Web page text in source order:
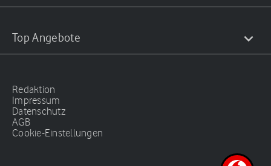
Top Angebote
Redaktion
Impressum
Datenschutz
AGB
Cookie-Einstellungen